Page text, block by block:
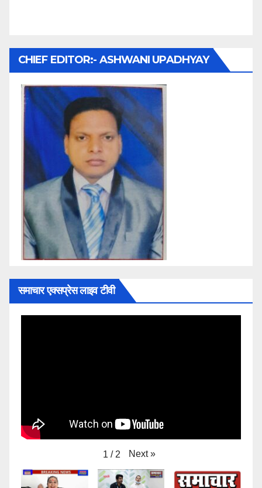
CHIEF EDITOR:- ASHWANI UPADHYAY
समाचार एक्सप्रेस लाइव टीवी
1 / 2 Next »